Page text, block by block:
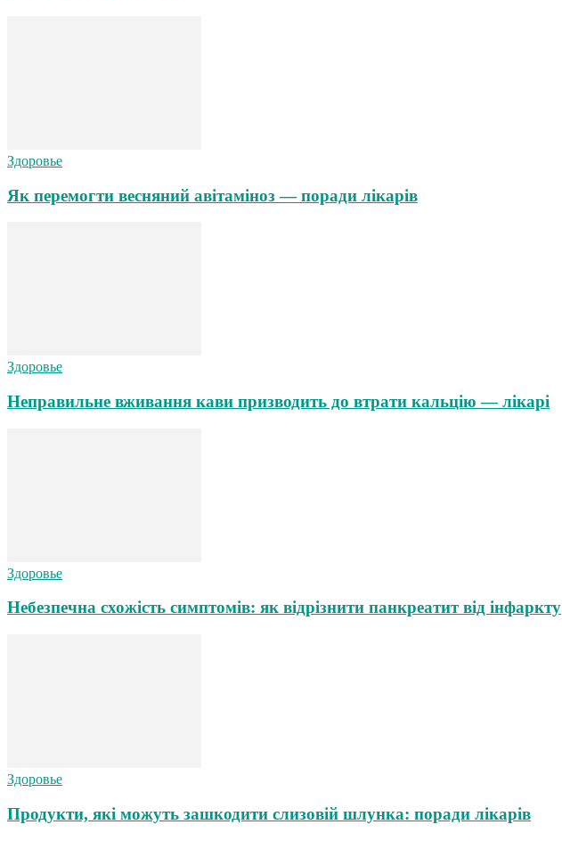
Здоровье
Як перемогти весняний авітаміноз — поради лікарів
Здоровье
Неправильне вживання кави призводить до втрати кальцію — лікарі
Здоровье
Небезпечна схожість симптомів: як відрізнити панкреатит від інфаркту
Здоровье
Продукти, які можуть зашкодити слизовій шлунка: поради лікарів